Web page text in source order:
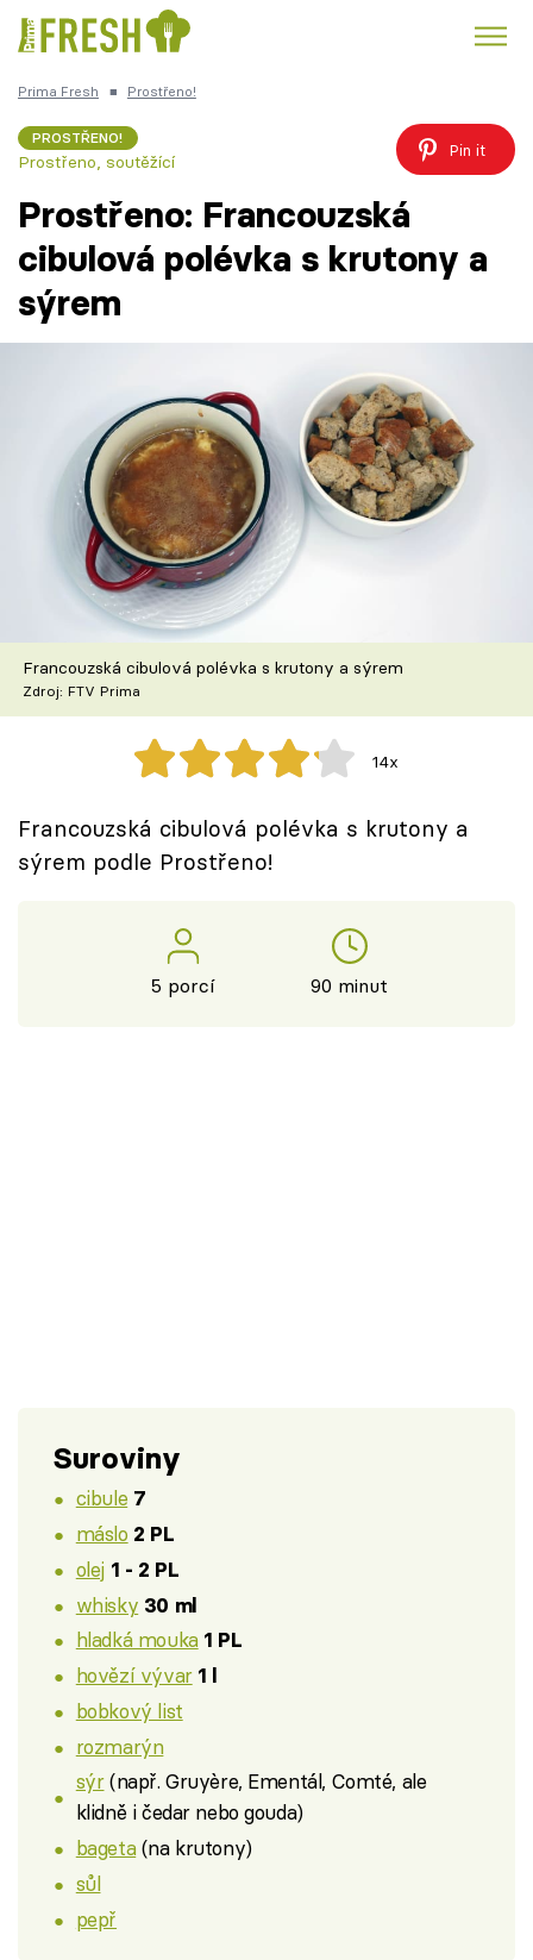
Česká kuchyně
Témata
Články
TV Program
Škola vaření
Recepty z TV
Speciál: Cuketa
Těhotnej kuchař
Přihlášení
Prima Fresh ■ Prostřeno!
PROSTŘENO!
Prostřeno, soutěžící
Pin it
Prostřeno: Francouzská
cibulová polévka s krutony a
sýrem
Francouzská cibulová polévka s krutony a sýrem
Zdroj: FTV Prima
14x
Francouzská cibulová polévka s krutony a
sýrem podle Prostřeno!
5 porcí 90 minut
Suroviny
cibule 7
máslo 2 PL
olej 1 - 2 PL
whisky 30 ml
hladká mouka 1 PL
hovězí vývar 1 l
bobkový list
rozmarýn
sýr(např. Gruyère, Ementál, Comté, ale
klidně i čedar nebo gouda)
bageta(na krutony)
sůl
pepř